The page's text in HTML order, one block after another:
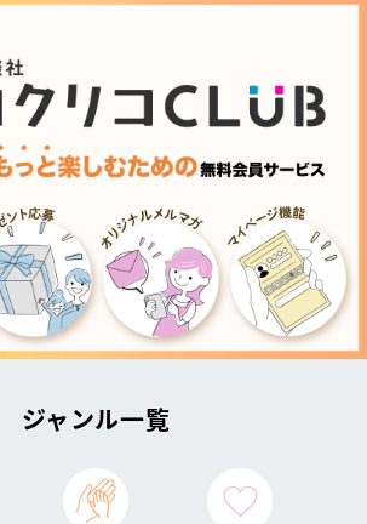
ジャンル一覧